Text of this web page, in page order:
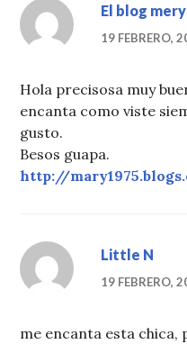
El blog
19 FEBRERO,
Hola precisosa muy
encanta como viste
gusto.
Besos guapa.
http://
Little N
19 FEBRERO,
me encanta esta chica,